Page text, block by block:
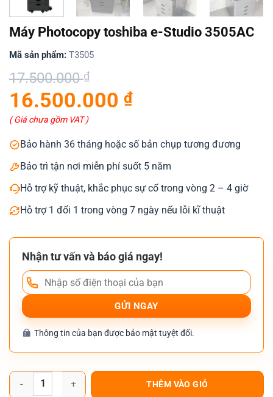
Máy Photocopy toshiba e-Studio 3505AC
Mã sản phẩm: T3505
17.500.000₫
Giá
gốc
là:
17.500.000 ₫.
16.500.000 ₫
Giá
hiện
tại
là:
16.500.000 ₫.
( Giá chưa gồm VAT )
Bảo hành 36 tháng hoặc số bản chụp tương đương
Bảo trì tận nơi miễn phí suốt 5 năm
Hỗ trợ kỹ thuật, khắc phục sự cố trong vòng 2 – 4 giờ
Hỗ trợ 1 đổi 1 trong vòng 7 ngày nếu lỗi kĩ thuật
Nhận tư vấn và báo giá ngay!
Thông tin của bạn được bảo mật tuyệt đối.
Máy Photocopy toshiba e-Studio 3505AC số lượng
THÊM VÀO GIỎ